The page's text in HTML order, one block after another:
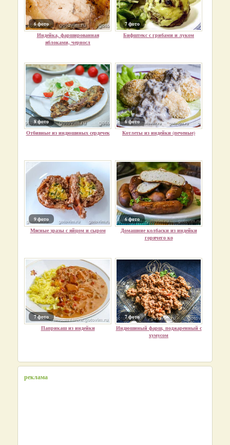
6 фото
Индейка, фаршированная
яблоками, черносл
7 фото
Бифштекс с грибами и луком
8 фото
Отбивные из индюшиных сердечек
6 фото
Котлеты из индейки (печеные)
9 фото
Мясные зразы с яйцом и сыром
6 фото
Домашние колбаски из индейки
горячего ко
7 фото
Паприкаш из индейки
7 фото
Индюшиный фарш, поджаренный с
хумусом
реклама